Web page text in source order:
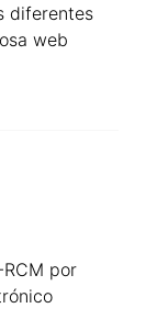
diferentes
web
por